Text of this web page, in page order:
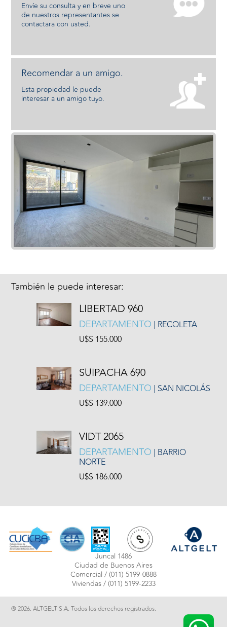
Envíe su consulta y en breve uno
de nuestros representantes se
contactara con usted.
Recomendar a un amigo.
Esta propiedad le puede
interesar a un amigo tuyo.
También le puede interesar:
LIBERTAD 960
DEPARTAMENTO | RECOLETA
U$S 155.000
SUIPACHA 690
DEPARTAMENTO | SAN NICOLÁS
U$S 139.000
VIDT 2065
DEPARTAMENTO | BARRIO
NORTE
U$S 186.000
Juncal 1486
Ciudad de Buenos Aires
Comercial /(011) 5199-0888
Viviendas /(011) 5199-2233
® 2026. ALTGELT S.A. Todos los derechos registrados.